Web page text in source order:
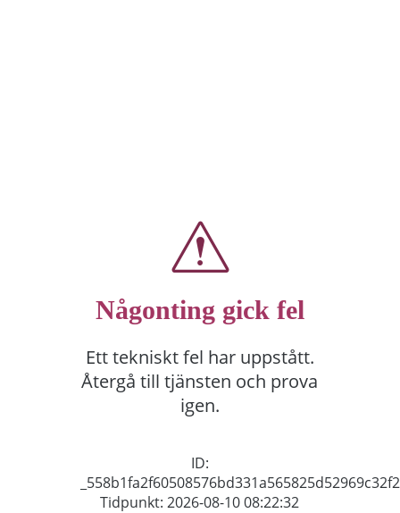
Någonting gick fel
Ett tekniskt fel har uppstått.
Återgå till tjänsten och prova
igen.
ID:
_558b1fa2f60508576bd331a565825d52969c32f2
Tidpunkt: 2026-08-10 08:22:32